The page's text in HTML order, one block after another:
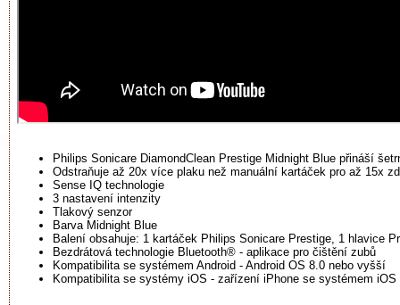
Philips Sonicare DiamondClean Prestige Midnight Blue přináší
Odstraňuje až 20x více plaku než manuální kartáček pro až 15x
Sense IQ technologie
3 nastavení intenzity
Tlakový senzor
Barva Midnight Blue
Balení obsahuje: 1 kartáček Philips Sonicare Prestige, 1 hlavice
Bezdrátová technologie Bluetooth® - aplikace pro čištění zubů
Kompatibilita se systémem Android - Android OS 8.0 nebo vyšší
Kompatibilita se systémy iOS - zařízení iPhone se systémem